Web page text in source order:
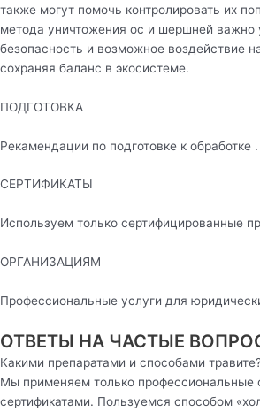
также могут помочь контролировать их
метода уничтожения ос и шершней важно
безопасность и возможное воздействие
сохраняя баланс в экосистеме.
ПОДГОТОВКА
Рекамендации по подготовке к обработке .
СЕРТИФИКАТЫ
Используем только сертифицированные
ОРГАНИЗАЦИЯМ
Профессиональные услуги для
ОТВЕТЫ НА ЧАСТЫЕ
Какими препаратами и способами
Мы применяем только профессиональные
сертификатами. Пользуемся способом